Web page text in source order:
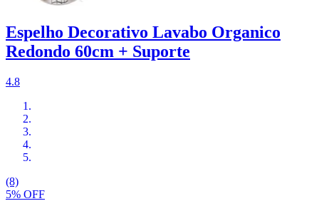
Espelho Decorativo Lavabo Organico
Redondo 60cm + Suporte
4.8
(8)
5% OFF